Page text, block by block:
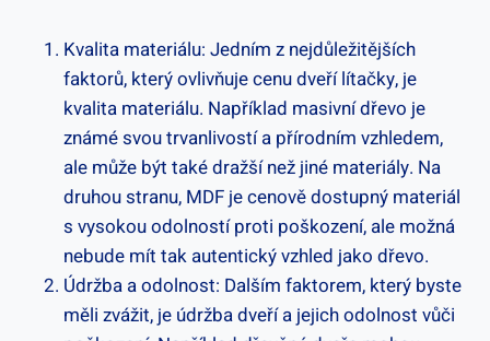
Kvalita materiálu: Jedním z nejdůležitějších
faktorů, který ovlivňuje cenu dveří lítačky, je
kvalita materiálu. Například masivní dřevo je
známé svou trvanlivostí a přírodním vzhledem,
ale může být také dražší než jiné materiály. Na
druhou stranu, MDF je cenově dostupný materiál
s vysokou odolností proti poškození, ale možná
nebude mít tak autentický vzhled jako dřevo.
Údržba a odolnost: Dalším faktorem, který byste
měli zvážit, je údržba dveří a jejich odolnost vůči